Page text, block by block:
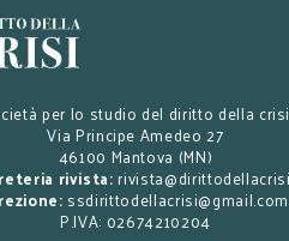
per lo studio del diritto della crisi
Via Principe Amedeo 27
46100 Mantova (MN)
rivista:
ssdirittodellacrisi@gmail.com
P.IVA: 02674210204